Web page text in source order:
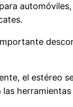
el estéreo